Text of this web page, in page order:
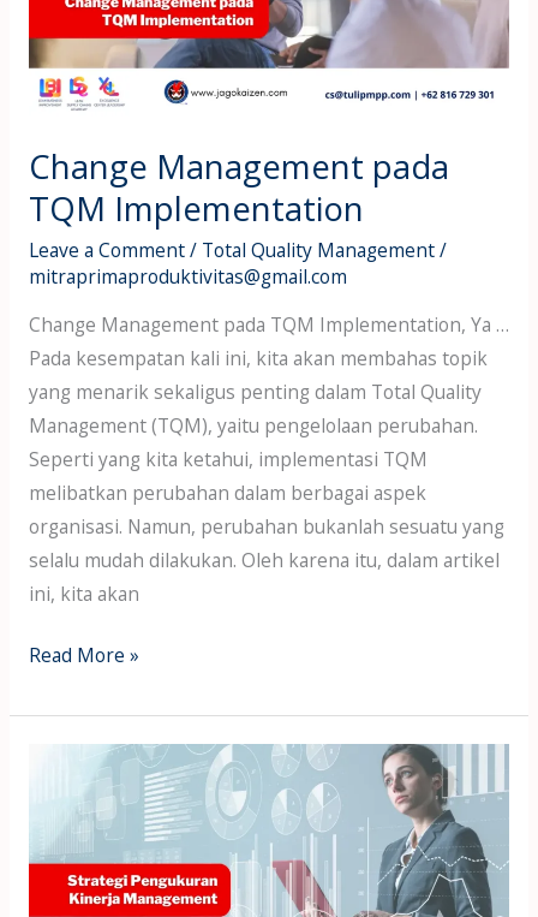
Change Management pada
TQM Implementation
Leave a Comment/ Total Quality Management/
mitraprimaproduktivitas@gmail.com
Change Management pada TQM Implementation, Ya …
Pada kesempatan kali ini, kita akan membahas topik
yang menarik sekaligus penting dalam Total Quality
Management (TQM), yaitu pengelolaan perubahan.
Seperti yang kita ketahui, implementasi TQM
melibatkan perubahan dalam berbagai aspek
organisasi. Namun, perubahan bukanlah sesuatu yang
selalu mudah dilakukan. Oleh karena itu, dalam artikel
ini, kita akan
Implementation
Read More »
Pengukuran
Kinerja
Management